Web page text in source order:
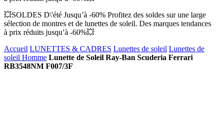
💥SOLDES D\'été Jusqu’à -60% Profitez des soldes sur une large
sélection de montres et de lunettes de soleil. Des marques tendances
à prix réduits jusqu’à -60%💥
Accueil LUNETTES & CADRES Lunettes de soleil Lunettes de
soleil Homme Lunette de Soleil Ray-Ban Scuderia Ferrari
RB3548NM F007/3F